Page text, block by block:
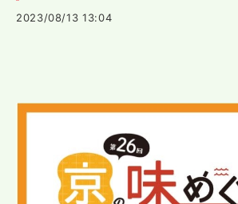
2023/08/13 13:04